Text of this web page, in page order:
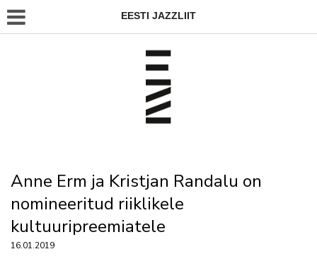
EESTI JAZZLIIT
Anne Erm ja Kristjan Randalu on
nomineeritud riiklikele
kultuuripreemiatele
16.01.2019